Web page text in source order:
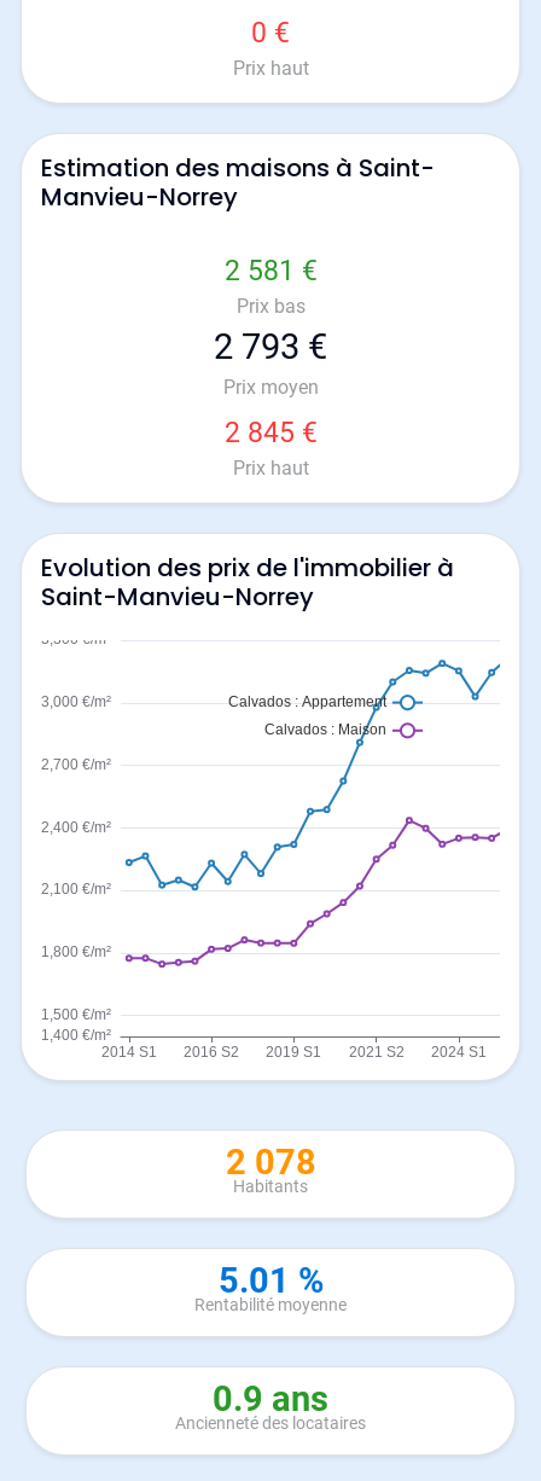
0 €
Prix haut
Estimation des maisons à Saint-
Manvieu-Norrey
2 581 €
Prix bas
2 793 €
Prix moyen
2 845 €
Prix haut
Evolution des prix de l'immobilier à
Saint-Manvieu-Norrey
2 078
Habitants
5.01 %
Rentabilité moyenne
0.9 ans
Ancienneté des locataires